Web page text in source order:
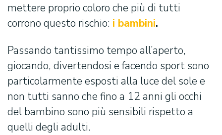
mettere proprio coloro che più di tutti
corrono questo rischio: i bambini.
Passando tantissimo tempo all’aperto,
giocando, divertendosi e facendo sport sono
particolarmente esposti alla luce del sole e
non tutti sanno che fino a 12 anni gli occhi
del bambino sono più sensibili rispetto a
quelli degli adulti.